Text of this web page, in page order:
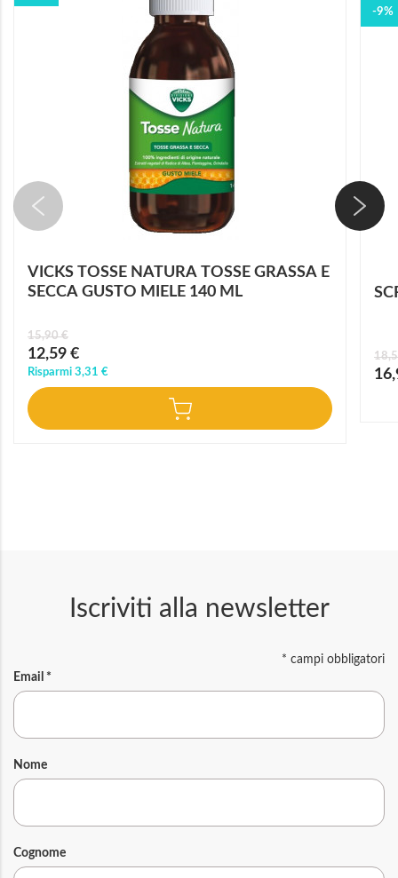
VICKS TOSSE NATURA TOSSE GRASSA E
SECCA GUSTO MIELE 140 ML
Prezzo
speciale
12,59 €
15,90 €
Risparmi 3,31 €
-9%
Iscriviti alla newsletter
* campi obbligatori
Email *
Nome
Cognome